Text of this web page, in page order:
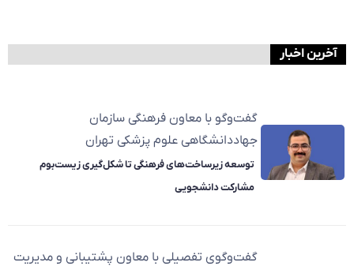
آخرین اخبار
گفت‌وگو با معاون فرهنگی سازمان
جهاددانشگاهی علوم پزشکی تهران
توسعه زیرساخت‌های فرهنگی تا شکل‌گیری زیست‌بوم
مشارکت دانشجویی
گفت‌وگوی تفصیلی با معاون پشتیبانی و مدیریت